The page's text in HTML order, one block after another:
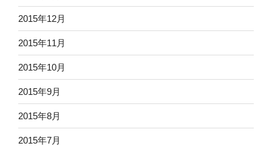
2015年12月
2015年11月
2015年10月
2015年9月
2015年8月
2015年7月